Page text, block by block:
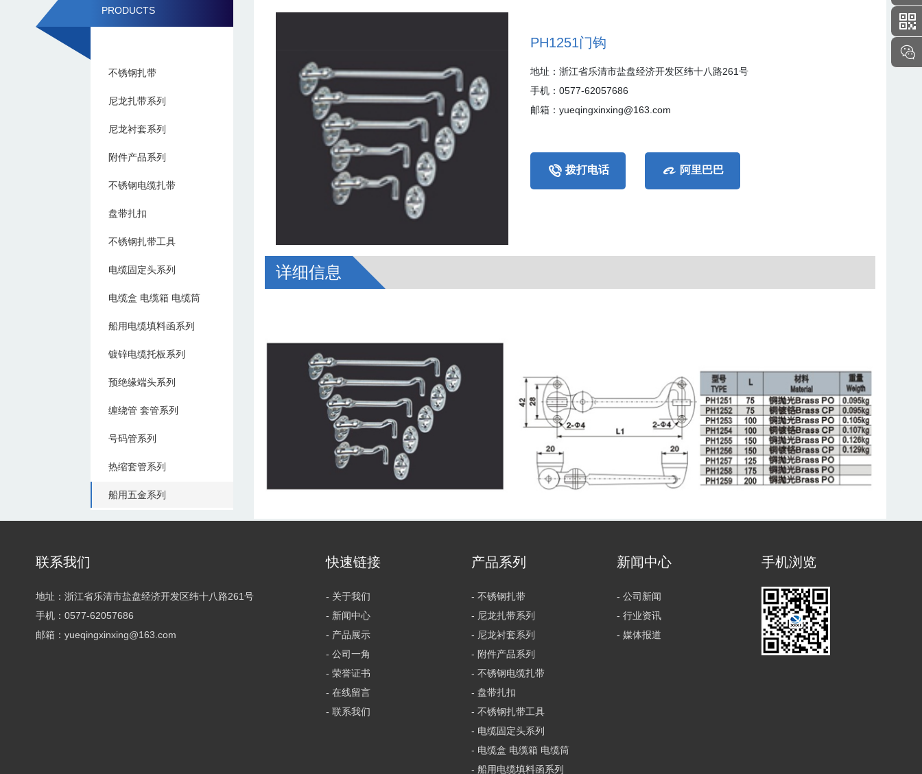


PRODUCTS
不锈钢扎带
尼龙扎带系列
尼龙衬套系列
附件产品系列
不锈钢电缆扎带
盘带扎扣
不锈钢扎带工具
电缆固定头系列
电缆盒 电缆箱 电缆筒
船用电缆填料函系列
镀锌电缆托板系列
预绝缘端头系列
缠绕管 套管系列
号码管系列
热缩套管系列
船用五金系列
PH1251门钩
地址：浙江省乐清市盐盘经济开发区纬十八路261号
手机：0577-62057686
邮箱：yueqingxinxing@163.com
 拨打电话  阿里巴巴
详细信息
联系我们
地址：浙江省乐清市盐盘经济开发区纬十八路261号
手机：0577-62057686
邮箱：yueqingxinxing@163.com
快速链接
- 关于我们
- 新闻中心
- 产品展示
- 公司一角
- 荣誉证书
- 在线留言
- 联系我们
产品系列
- 不锈钢扎带
- 尼龙扎带系列
- 尼龙衬套系列
- 附件产品系列
- 不锈钢电缆扎带
- 盘带扎扣
- 不锈钢扎带工具
- 电缆固定头系列
- 电缆盒 电缆箱 电缆筒
- 船用电缆填料函系列
新闻中心
- 公司新闻
- 行业资讯
- 媒体报道
手机浏览